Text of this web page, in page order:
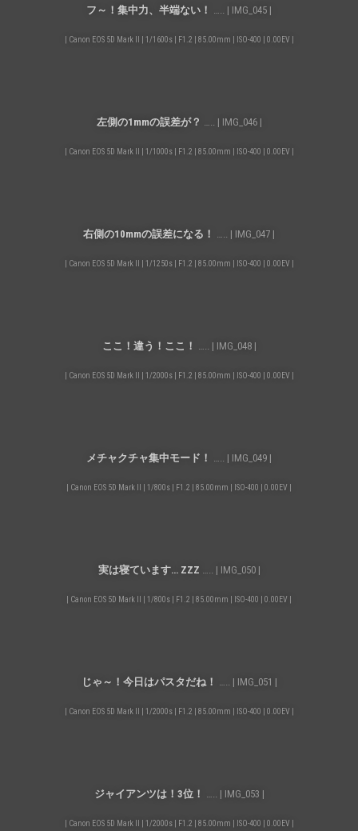
フ～！集中力、半端ない！ ….. | IMG_045 |
| Canon EOS 5D Mark II | 1/1600s | F1.2 | 85.00mm | ISO-400 | 0.00EV |
左側の1mmの誤差が？ ….. | IMG_046 |
| Canon EOS 5D Mark II | 1/1000s | F1.2 | 85.00mm | ISO-400 | 0.00EV |
右側の10mmの誤差になる！ ….. | IMG_047 |
| Canon EOS 5D Mark II | 1/1250s | F1.2 | 85.00mm | ISO-400 | 0.00EV |
ここ！違う！ここ！ ….. | IMG_048 |
| Canon EOS 5D Mark II | 1/2000s | F1.2 | 85.00mm | ISO-400 | 0.00EV |
メチャクチャ集中モード！ ….. | IMG_049 |
| Canon EOS 5D Mark II | 1/800s | F1.2 | 85.00mm | ISO-400 | 0.00EV |
実は寝ています… ZZZ ….. | IMG_050 |
| Canon EOS 5D Mark II | 1/800s | F1.2 | 85.00mm | ISO-400 | 0.00EV |
じゃ～！今日はパスタだね！ ….. | IMG_051 |
| Canon EOS 5D Mark II | 1/2000s | F1.2 | 85.00mm | ISO-400 | 0.00EV |
ジャイアンツは！3位！ ….. | IMG_053 |
| Canon EOS 5D Mark II | 1/2000s | F1.2 | 85.00mm | ISO-400 | 0.00EV |